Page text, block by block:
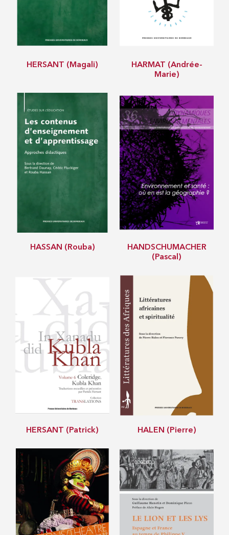
HERSANT (Magali)
HARMAT (Andrée-
Marie)
HASSAN (Rouba)
HANDSCHUMACHER
(Pascal)
HERSANT (Patrick) HALEN (Pierre)